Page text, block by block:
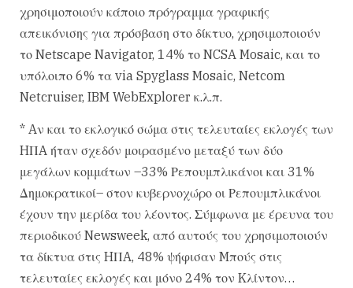
χρησιμοποιούν κάποιο πρόγραμμα γραφικής
απεικόνισης για πρόσβαση στο δίκτυο, χρησιμοποιούν
το Netscape Navigator, 14% το NCSA Mosaic, και το
υπόλοιπο 6% τα via Spyglass Mosaic, Netcom
Netcruiser, IBM WebExplorer κ.λ.π.
* Aν και το εκλογικό σώμα στις τελευταίες εκλογές των
HΠA ήταν σχεδόν μοιρασμένο μεταξύ των δύο
μεγάλων κομμάτων –33% Ρεπουμπλικάνοι και 31%
Δημοκρατικοί– στον κυβερνοχώρο οι Ρεπουμπλικάνοι
έχουν την μερίδα του λέοντος. Σύμφωνα με έρευνα του
περιοδικού Newsweek, από αυτούς του χρησιμοποιούν
τα δίκτυα στις HΠA, 48% ψήφισαν Mπούς στις
τελευταίες εκλογές και μόνο 24% τον Kλίντον…